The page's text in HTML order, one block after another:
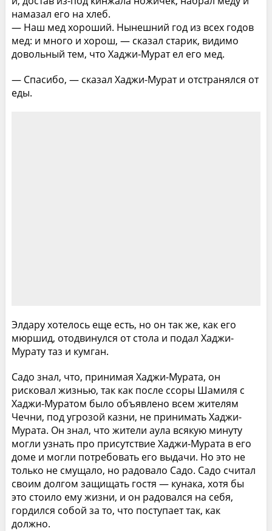
намазал его на хлеб.
— Наш мед хороший. Нынешний год из всех годов
мед: и много и хорош, — сказал старик, видимо
довольный тем, что Хаджи-Мурат ел его мед.
— Спасибо, — сказал Хаджи-Мурат и отстранялся от
еды.
Элдару хотелось еще есть, но он так же, как его
мюршид, отодвинулся от стола и подал Хаджи-
Мурату таз и кумган.
Садо знал, что, принимая Хаджи-Мурата, он
рисковал жизнью, так как после ссоры Шамиля с
Хаджи-Муратом было объявлено всем жителям
Чечни, под угрозой казни, не принимать Хаджи-
Мурата. Он знал, что жители аула всякую минуту
могли узнать про присутствие Хаджи-Мурата в его
доме и могли потребовать его выдачи. Но это не
только не смущало, но радовало Садо. Садо считал
своим долгом защищать гостя — кунака, хотя бы
это стоило ему жизни, и он радовался на себя,
гордился собой за то, что поступает так, как
должно.